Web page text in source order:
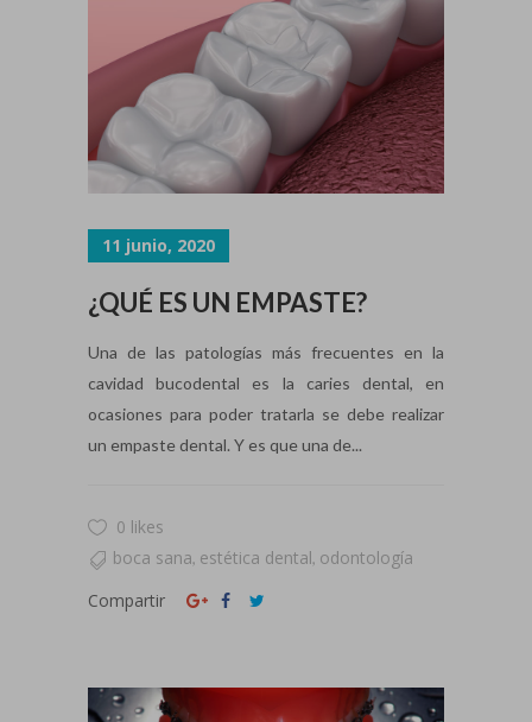
11 junio, 2020
¿QUÉ ES UN EMPASTE?
Una de las patologías más frecuentes en la
cavidad bucodental es la caries dental, en
ocasiones para poder tratarla se debe realizar
un empaste dental. Y es que una de...
0 likes
boca sana, estética dental, odontología
Compartir